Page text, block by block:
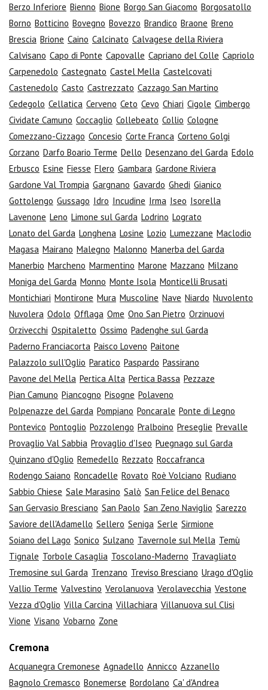
Berzo Inferiore Bienno Bione Borgo San Giacomo Borgosatollo
Borno Botticino Bovegno Bovezzo Brandico Braone Breno
Brescia Brione Caino Calcinato Calvagese della Riviera
Calvisano Capo di Ponte Capovalle Capriano del Colle Capriolo
Carpenedolo Castegnato Castel Mella Castelcovati
Castenedolo Casto Castrezzato Cazzago San Martino
Cedegolo Cellatica Cerveno Ceto Cevo Chiari Cigole Cimbergo
Cividate Camuno Coccaglio Collebeato Collio Cologne
Comezzano-Cizzago Concesio Corte Franca Corteno Golgi
Corzano Darfo Boario Terme Dello Desenzano del Garda Edolo
Erbusco Esine Fiesse Flero Gambara Gardone Riviera
Gardone Val Trompia Gargnano Gavardo Ghedi Gianico
Gottolengo Gussago Idro Incudine Irma Iseo Isorella
Lavenone Leno Limone sul Garda Lodrino Lograto
Lonato del Garda Longhena Losine Lozio Lumezzane Maclodio
Magasa Mairano Malegno Malonno Manerba del Garda
Manerbio Marcheno Marmentino Marone Mazzano Milzano
Moniga del Garda Monno Monte Isola Monticelli Brusati
Montichiari Montirone Mura Muscoline Nave Niardo Nuvolento
Nuvolera Odolo Offlaga Ome Ono San Pietro Orzinuovi
Orzivecchi Ospitaletto Ossimo Padenghe sul Garda
Paderno Franciacorta Paisco Loveno Paitone
Palazzolo sull'Oglio Paratico Paspardo Passirano
Pavone del Mella Pertica Alta Pertica Bassa Pezzaze
Pian Camuno Piancogno Pisogne Polaveno
Polpenazze del Garda Pompiano Poncarale Ponte di Legno
Pontevico Pontoglio Pozzolengo Pralboino Preseglie Prevalle
Provaglio Val Sabbia Provaglio d'Iseo Puegnago sul Garda
Quinzano d'Oglio Remedello Rezzato Roccafranca
Rodengo Saiano Roncadelle Rovato Roè Volciano Rudiano
Sabbio Chiese Sale Marasino Salò San Felice del Benaco
San Gervasio Bresciano San Paolo San Zeno Naviglio Sarezzo
Saviore dell'Adamello Sellero Seniga Serle Sirmione
Soiano del Lago Sonico Sulzano Tavernole sul Mella Temù
Tignale Torbole Casaglia Toscolano-Maderno Travagliato
Tremosine sul Garda Trenzano Treviso Bresciano Urago d'Oglio
Vallio Terme Valvestino Verolanuova Verolavecchia Vestone
Vezza d'Oglio Villa Carcina Villachiara Villanuova sul Clisi
Vione Visano Vobarno Zone
Cremona
Acquanegra Cremonese Agnadello Annicco Azzanello
Bagnolo Cremasco Bonemerse Bordolano Ca' d'Andrea